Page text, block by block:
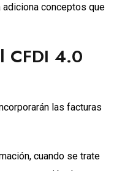
conceptos que
CFDI 4.0
las facturas
cuando se trate